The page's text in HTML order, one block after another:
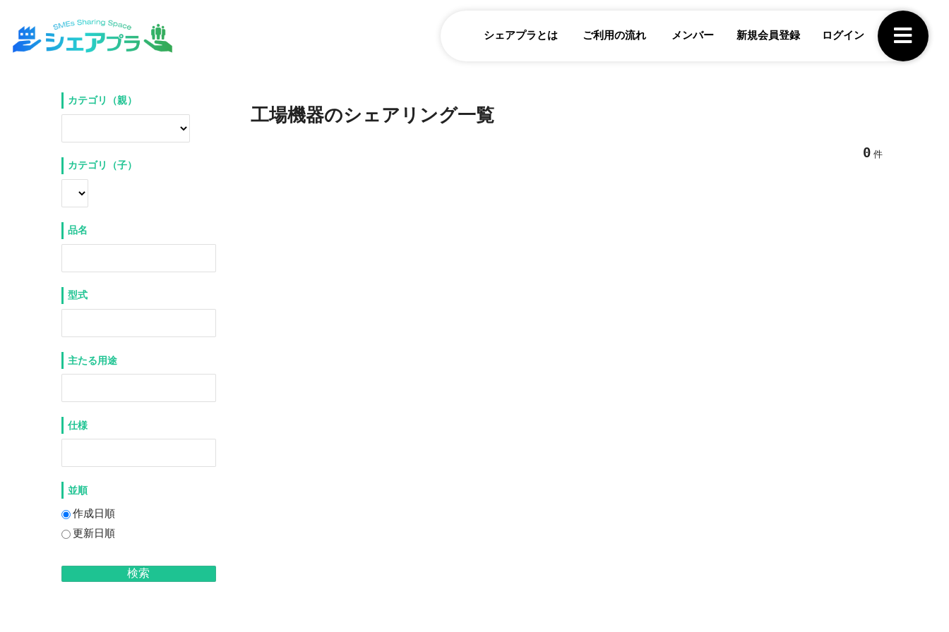
シェアプラとは ご利用の流れ メンバー 新規会員登録 ログイン
カテゴリ（親）
カテゴリ（子）
品名
型式
主たる用途
仕様
並順
作成日順
更新日順
工場機器のシェアリング一覧
0 件